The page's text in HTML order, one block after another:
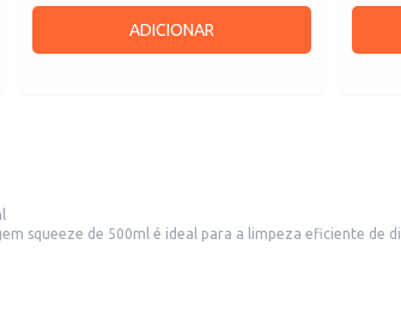
ADICIONAR
squeeze de 500ml é ideal para a limpeza eficiente